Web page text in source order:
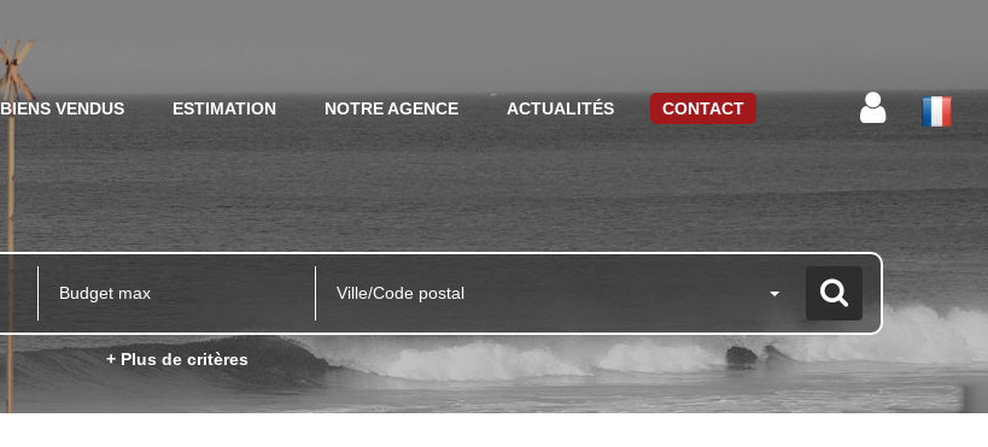
BIENS VENDUS ESTIMATION NOTRE AGENCE ACTUALITÉS CONTACT
Ville/Code postal
+ Plus de critères